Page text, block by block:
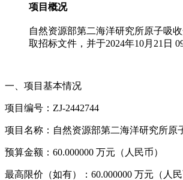
项目概况
自然资源部第二海洋研究所原子吸
取招标文件，并于2024年10月21日
一、项目基本情况
项目编号：ZJ-2442744
项目名称：自然资源部第二海洋研究所原
预算金额：60.000000 万元（人民币）
最高限价（如有）：60.000000 万元（人民